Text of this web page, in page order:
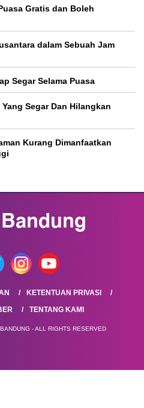
Gratis dan Boleh
dalam Sebuah Jam
Segar Selama Puasa
Segar Dan Hilangkan
Kurang Dimanfaatkan
KETENTUAN PRIVASI
TENTANG KAMI
- ALL RIGHTS RESERVED